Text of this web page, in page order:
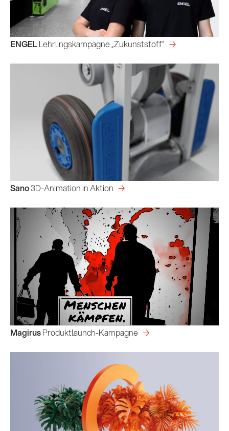
KI x B2B
Kontakt
ENGEL Lehrlingskampagne „Zukunststoff“
Sano 3D-Animation in Aktion
Magirus Produktlaunch-Kampagne